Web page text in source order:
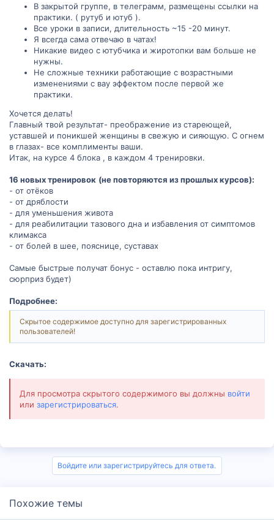
В закрытой группе, в телеграмм, размещены ссылки на
практики. ( рутуб и ютуб ).
Все уроки в записи, длительность ~15 -20 минут.
Я всегда сама отвечаю в чатах!
Никакие видео с ютубчика и жиротопки вам больше не
нужны.
Не сложные техники работающие с возрастными
изменениями с вау эффектом после первой же
практики.
Хочется делать!
Главный твой результат- преображение из стареющей,
уставшей и поникшей женщины в свежую и сияющую. С огнем
в глазах- все комплименты ваши.
Итак, на курсе 4 блока , в каждом 4 тренировки.
16 новых тренировок (не повторяются из прошлых курсов):
- от отёков
- от дряблости
- для уменьшения живота
- для реабилитации тазового дна и избавления от симптомов
климакса
- от болей в шее, пояснице, суставах
Самые быстрые получат бонус - оставлю пока интригу,
сюрприз будет)
Подробнее:
Скрытое содержимое доступно для зарегистрированных
пользователей!
Скачать:
Для просмотра скрытого содержимого вы должны войти
или зарегистрироваться.
Войдите или зарегистрируйтесь для ответа.
Похожие темы